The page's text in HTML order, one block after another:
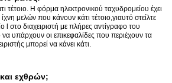
τέτοιο. Η φόρμα ηλεκτρονικού ταχυδρομείου έχει
μελών που κάνουν κάτι τέτοιο,γιαυτό στείλτε
l στο διαχειριστή με πλήρες αντίγραφο του
υπάρχουν οι επικεφαλίδες που περιέχουν τα
μπορεί να κάνει κάτι.
και εχθρών;